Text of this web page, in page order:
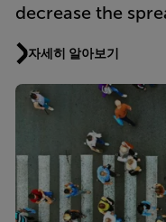
decrease the
자세히 알아보기